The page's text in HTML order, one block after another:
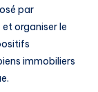
par
et organiser le
immobiliers